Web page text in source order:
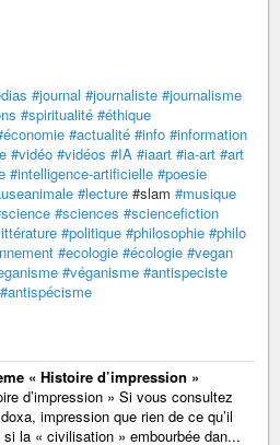
#journal #journaliste #journalisme
#spiritualité #éthique
#actualité #info #information
#vidéo #vidéos #IA #iaart #ia-art #art
#intelligence-artificielle #poesie
#lecture #slam #musique
#sciences #sciencefiction
#politique #philosophie #philo
#ecologie #écologie #vegan
#véganisme #antispeciste
#antispécisme
« Histoire d’impression »
d’impression » Si vous consultez
impression que rien de ce qu’il
la « civilisation » embourbée dan...